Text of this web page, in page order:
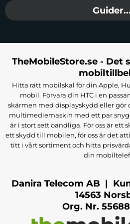
Paketet innehåller:
1 x COVEREDGEAR
1 x COVEREDGEAR
1 x COVEREDGEAR
2 x COVEREDGEAR
Guider...
TheMobileStore.se - Det
Hitta rätt mobilskal för din Apple,
mobil. Förvara din HTC i en
skärmen med displayskydd eller
multimediemaskin med ett par
är i stort sett oändliga. För oss är ett
ett skydd till mobilen, för oss är det
titt i vårt sortiment och hitta
din
Danira Telecom AB |
14563
Org. Nr.